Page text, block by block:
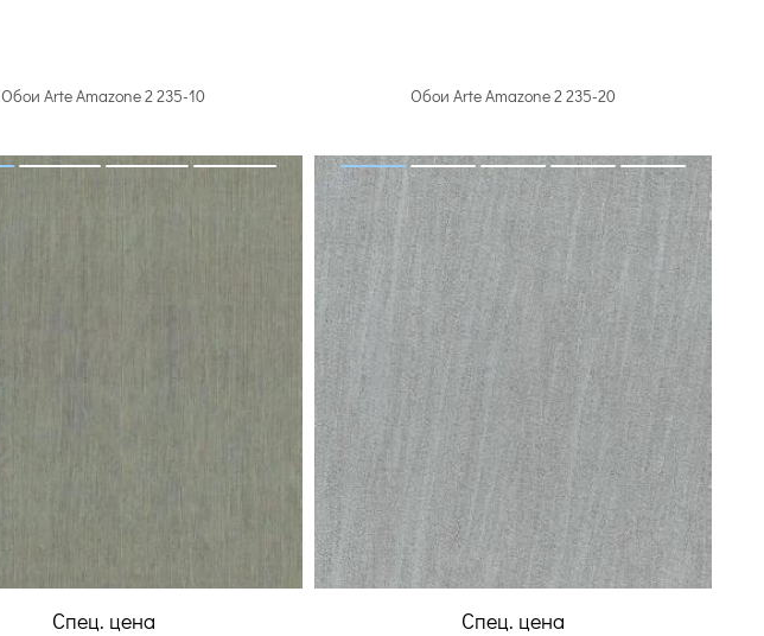
Обои Arte Amazone 2 235-10
Спец. цена
Обои Arte Amazone 2 235-20
Спец. цена